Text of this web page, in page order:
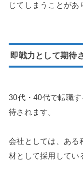
じてしまうことがあ
即戦力として期待
30代・40代で転職
待されます。
会社としては、ある
材として採用してい